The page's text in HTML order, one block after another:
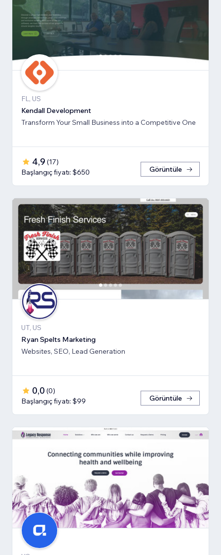
FL, US
Kendall Development
Transform Your Small Business into a Competitive One
4,9 (17)
Başlangıç fiyatı: $650
Görüntüle
UT, US
Ryan Spelts Marketing
Websites, SEO, Lead Generation
0,0 (0)
Başlangıç fiyatı: $99
Görüntüle